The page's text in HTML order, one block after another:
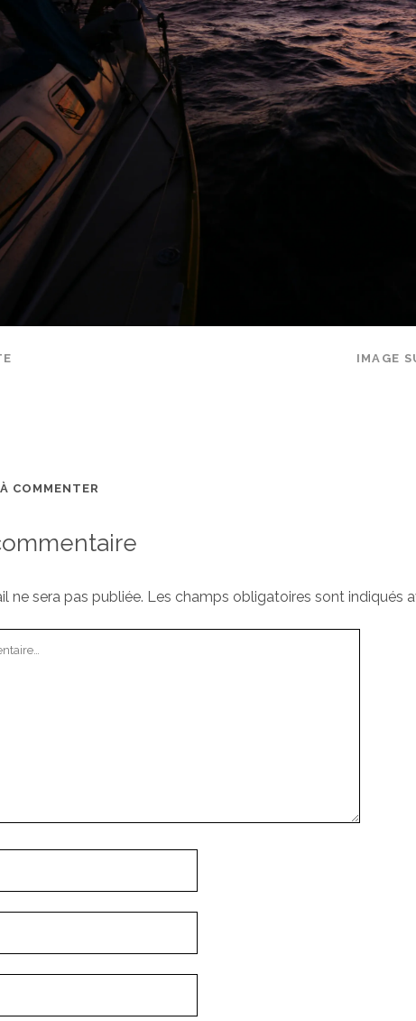
IMAGE
COMMENTER
ne sera pas publiée. Les champs obligatoires sont indiqués